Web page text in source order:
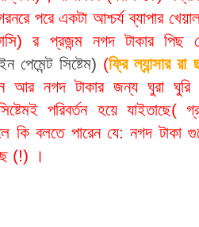
পরে একটা আশ্চর্যব্যাপার
র প্রজন্ম নগদ টাকার পিছ
পেমেন্ট সিষ্টেম) (ফ্রি ল্যান্সার রা
নগদ টাকার জন্য ঘুরা ঘুরি
পরিবর্তন হয়ে যাইতাছে(
কি বলতে পারেন যে: নগদ টাকা
(!) ।